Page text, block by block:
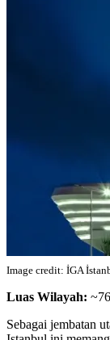
Image credit: İGA
Luas Wilayah:
Sebagai jembatan